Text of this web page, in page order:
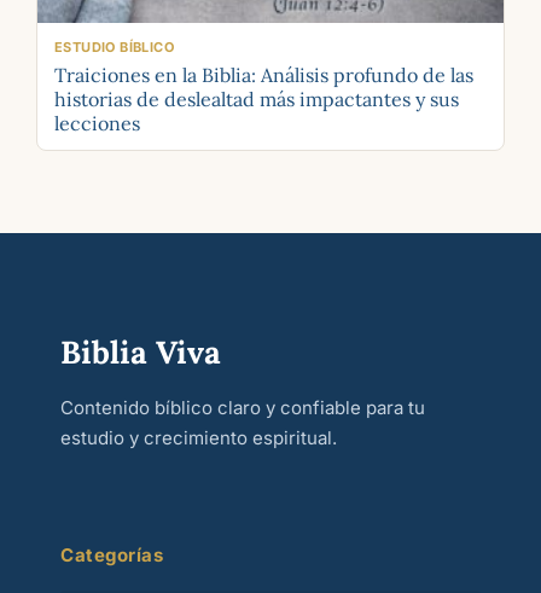
ESTUDIO BÍBLICO
Traiciones en la Biblia: Análisis profundo de las
historias de deslealtad más impactantes y sus
lecciones
Biblia Viva
Contenido bíblico claro y confiable para tu
estudio y crecimiento espiritual.
Categorías